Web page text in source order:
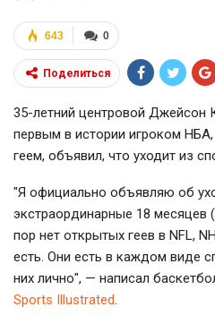
0
643
Поделиться
35-летний центровой Джейсон
первым в истории игроком
геем, объявил, что уходит из
"Я официально объявляю об
экстраординарные 18 месяцев
пор нет открытых геев в NFL,
есть. Они есть в каждом виде
них лично", — написал
Sports Illustrated.